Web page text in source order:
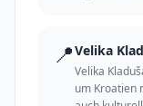
📍Velika
Velika
um Kroatien